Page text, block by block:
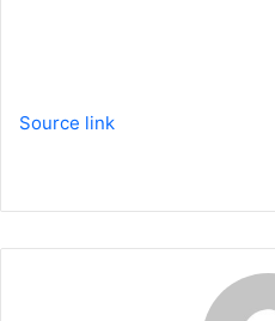
Source link